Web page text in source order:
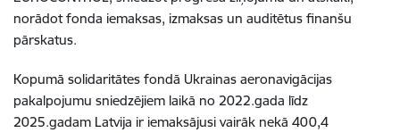
norādot fonda iemaksas, izmaksas un auditētus finanšu
pārskatus.
Kopumā solidaritātes fondā Ukrainas aeronavigācijas
pakalpojumu sniedzējiem laikā no 2022.gada līdz
2025.gadam Latvija ir iemaksājusi vairāk nekā 400,4